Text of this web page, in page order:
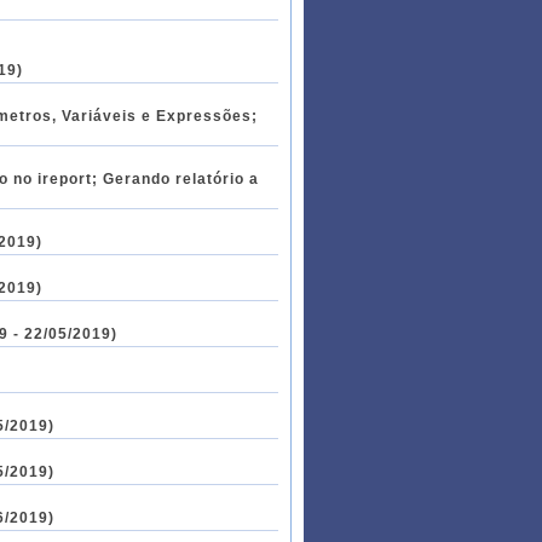
Variáveis e Expressões;
no ireport; Gerando relatório a
- 22/05/2019)
2019)
2019)
2019)